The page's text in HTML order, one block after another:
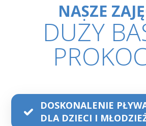
NASZE
DUŻY
DOSKONALENIE
DLA DZIECI I